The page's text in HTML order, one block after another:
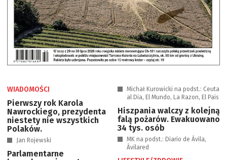
WIADOMOŚCI
Pierwszy rok Karola
Nawrockiego, prezydenta
niestety nie wszystkich
Polaków.
Jan Rojewski
Parlamentarne
Michał Kurowicki na podst.: Ceuta
al Dia, El Mundo, La Razon, El Pais
Hiszpania walczy z kolejną
falą pożarów. Ewakuowano
34 tys. osób
MK na podst.: Diario de Ávila,
Ávilared